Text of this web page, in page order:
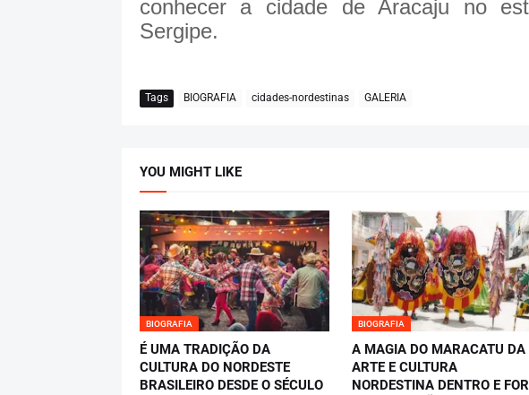
conhecer a cidade de Aracaju no
Sergipe.
Tags BIOGRAFIA cidades-nordestinas GALERIA
YOU MIGHT LIKE
BIOGRAFIA
É UMA TRADIÇÃO DA
CULTURA DO NORDESTE
BRASILEIRO DESDE O SÉCULO
BIOGRAFIA
A MAGIA DO MARACATU DA
ARTE E CULTURA
NORDESTINA DENTRO E